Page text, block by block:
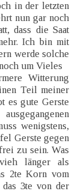
in der letzten
nun gar noch
dass die Saat
Ich bin mit
werde solche
um Vieles
Witterung
Teil meiner
es gute Gerste
wenigstens,
Gerste gegen
zu sein. Was
länger als
2te Korn vom
3te von der